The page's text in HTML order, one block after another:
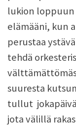
lukion loppuun
elämääni, kun
perustaa
tehdä
suuresta
tullut
jota välillä